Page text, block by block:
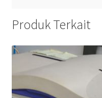
Produk Terkait